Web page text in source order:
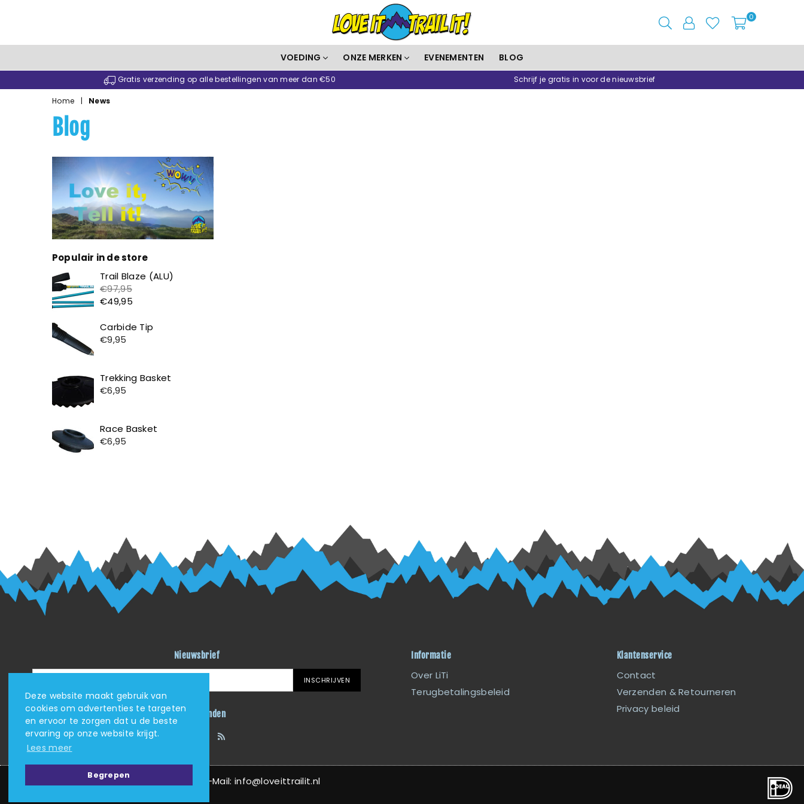
Deze website maakt gebruik van
cookies om advertenties te targeten
en ervoor te zorgen dat u de beste
ervaring op onze website krijgt.
Lees meer
Begrepen
Love
It
Trail
0
VOEDING ONZE MERKEN EVENEMENTEN BLOG
Gratis verzending op alle bestellingen van meer dan €50 Schrijf je gratis in voor de nieuwsbrief
Home | News
Blog
Populair in de store
Trail Blaze (ALU)
€97,95
€49,95
Carbide Tip
€9,95
Trekking Basket
€6,95
Race Basket
€6,95
Nieuwsbrief
INSCHRIJVEN
Blijf verbonden
Instagram
YouTube
RSS
Informatie
Over LiTi
Terugbetalingsbeleid
Klantenservice
Contact
Verzenden & Retourneren
Privacy beleid
KVK: 62405705 | Tel: (+31) (0)625034408 | E-Mail: info@loveittrailit.nl